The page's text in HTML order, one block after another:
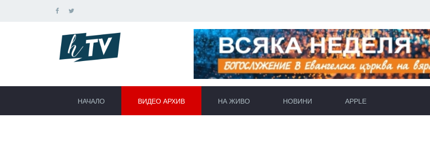
НАЧАЛО ВИДЕО АРХИВ НА ЖИВО НОВИНИ APPLE